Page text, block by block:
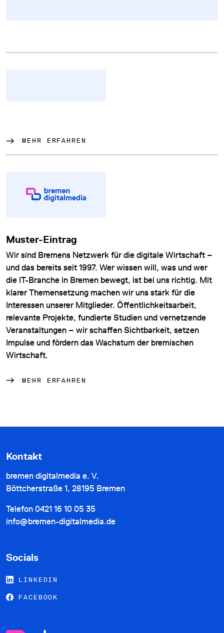
MEHR ERFAHREN
Muster-Eintrag
Wir sind Bremens Netzwerk für die digitale Wirtschaft –
und das bereits seit 1997. Wer wissen will, was und wer
die IT-Branche in Bremen bewegt, ist bei uns richtig. Mit
klarer Themensetzung machen wir uns stark für die
Interessen unserer Mitglieder. Öffentlichkeitsarbeit,
relevante Projekte, fundierte Studien und vernetzende
Veranstaltungen – wir schaffen Sichtbarkeit, setzen
Impulse und fördern das Wachstum der bremischen
Wirtschaft.
MEHR ERFAHREN
Kontakt
bremen digitalmedia e. V.
Böttcherstraße 1, 28195 Bremen
Telefon 0421 16 10 05 35
info@bremen-digitalmedia.de
Socials
LINKEDIN
FACEBOOK